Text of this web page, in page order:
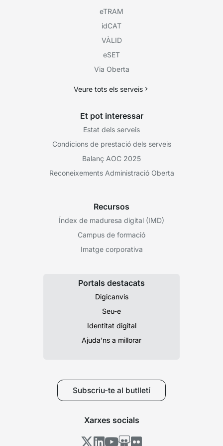
eTRAM
idCAT
VÀLID
eSET
Via Oberta
Veure tots els serveis
Et pot interessar
Estat dels serveis
Condicions de prestació dels serveis
Balanç AOC 2025
Reconeixements Administració Oberta
Recursos
Índex de maduresa digital (IMD)
Campus de formació
Imatge corporativa
Portals destacats
Digicanvis
Seu-e
Identitat digital
Ajuda’ns a millorar
Subscriu-te al butlletí
Xarxes socials